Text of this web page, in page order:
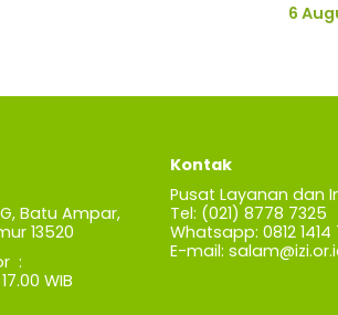
6
Batu Ampar,
13520
:
WIB
Kontak
Pusat Layanan dan
Tel: (021) 8778 7325
Whatsapp: 0812 1414
E-mail: